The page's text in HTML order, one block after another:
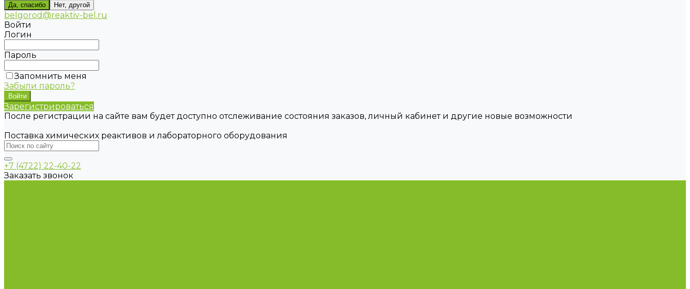
Да, спасибо Нет, другой
belgorod@reaktiv-bel.ru
Войти
Логин
Пароль
Запомнить меня
Забыли пароль?
Зарегистрироваться
После регистрации на сайте вам будет доступно отслеживание состояния заказов, личный кабинет и другие новые возможности
Поставка химических реактивов и лабораторного оборудования
+7 (4722) 22-40-22
Заказать звонок